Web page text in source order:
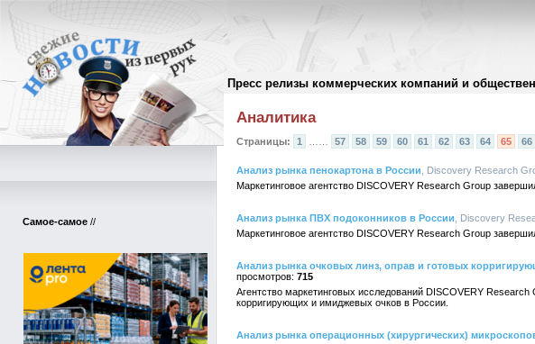
Пресс релизы коммерческих компаний и
Самое-самое //
Архив пресс-релизов//
Аналитика
Страницы: 1 57 58 59 60 61 62 63 64 65 66
Анализ рынка пенокартона в России , Discovery Research
Маркетинговое агентство DISCOVERY Research Group
Анализ рынка ПВХ подоконников в России , Discovery
Маркетинговое агентство DISCOVERY Research Group
Анализ рынка очковых линз, оправ и готовых
715
Агентство маркетинговых исследований DISCOVERY
корригирующих и имиджевых очков в России.
Анализ рынка операционных (хирургических)